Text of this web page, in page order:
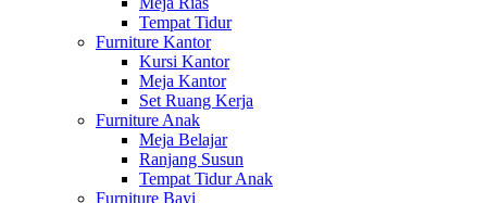
Tempat Tidur
Furniture Kantor
Kursi Kantor
Meja Kantor
Set Ruang Kerja
Furniture Anak
Meja Belajar
Ranjang Susun
Tempat Tidur Anak
Furniture Bayi